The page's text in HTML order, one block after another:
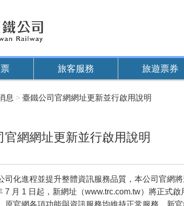
旅客服務 旅遊票券
息 臺鐵公司官網網址更新並行啟用說明
官網網址更新並行啟用說明
司化進程並提升整體資訊服務品質，本公司官網將
7 月 1 日起，新網址（www.trc.com.tw）將正式